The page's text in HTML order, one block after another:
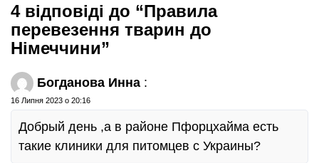
4 відповіді до “Правила
перевезення тварин до
Німеччини”
Богданова Инна :
16 Липня 2023 о 20:16
Добрый день ,а в районе Пфорцхайма есть
такие клиники для питомцев с Украины?